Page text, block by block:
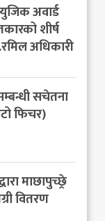
अवार्ड
शीर्ष
अधिकारी
सचेतना
फिचर)
माछापुच्छ्रे
वितरण